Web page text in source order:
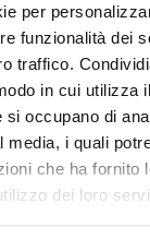
per
funzionalità dei
traffico.
in cui utilizza
si occupano di
media, i quali
che ha fornito
dei loro
in questo